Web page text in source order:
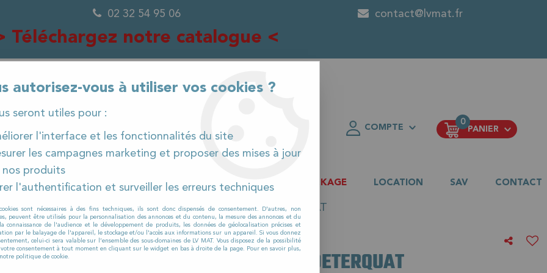
02 32 54 95 06 contact@lvmat.fr
Téléchargez notre catalogue <
COMPTE
0
PANIER
DÉTACHÉES PRODUITS ET CONSOMMABLES DESTOCKAGE LOCATION SAV CONTACT
>Désinfection >DNA PAE CITRON 5L - DETERQUAT
HYDRACHIM
DNA PAE CITRON 5L - DETERQUAT
autorisez-vous à utiliser vos cookies ?
seront utiles pour :
l'interface et les fonctionnalités du site
les campagnes marketing et proposer des mises à jour
nos produits
l'authentification et surveiller les erreurs techniques
sont nécessaires à des fins techniques, ils sont donc dispensés de consentement. D'autres, non
peuvent être utilisés pour la personnalisation des annonces et du contenu, la mesure des annonces et du
connaissance de l'audience et le développement de produits, les données de géolocalisation précises et
par le balayage de l'appareil, le stockage et/ou l'accès aux informations sur un appareil. Si vous donnez
celui-ci sera valable sur l’ensemble des sous-domaines de LV MAT. Vous disposez de la possibilité
consentement à tout moment en cliquant sur le widget en bas à droite de la page. Pour en savoir plus,
politique de cookie.